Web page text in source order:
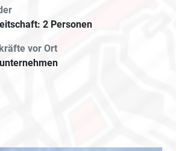
2 Personen
vor Ort